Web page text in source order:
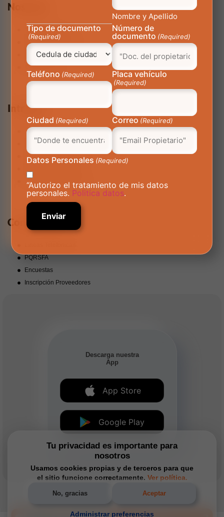
Tu privacidad es importante para
nosotros
Usamos cookies propias y de terceros para que
el sitio funcione correctamente. Ver política.
Administrar preferencias
No, gracias Aceptar
Nosotros
Nuestra Empresa
Trabaja con Nosotros
Corporativo
Manual Gráfico
Intranet
SIGA
Cuponera
Requerimientos Internos
Hallazgos Infraestructura
Contáctanos
PQRSFA
Encuestas
Inscripción Proveedores
Descarga nuestra
App
App Store
Google Play
Nombre y Apellido
Tipo de documento
(Required)
Número de
documento (Required)
Teléfono (Required) Placa vehículo
(Required)
Ciudad (Required) Correo (Required)
Datos Personales (Required)
“Autorizo el tratamiento de mis datos
personales. Politica datos.